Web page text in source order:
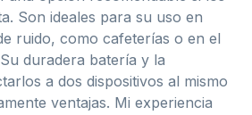
Son ideales para su uso en
ruido, como cafeterías o en el
duradera batería y la
a dos dispositivos al mismo
ventajas. Mi experiencia